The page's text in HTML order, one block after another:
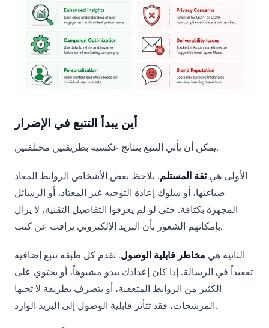
أين يبدأ التتبع في الإضرار
يمكن أن يأتي التتبع بنتائج عكسية بطريقتين مختلفتين.
الأولى هيثقة المستلم. يلاحظ بعض الأشخاص الروابط المعاد
صياغتها، أو سلوك إعادة التوجيه غير المعتاد، أو الرسائل
المجهزة بكثافة. حتى لو لم يعرفوا التفاصيل التقنية، لا يزال
بإمكانهم الشعور بأن البريد الإلكتروني يراقب عن كثب.
الثانية هي مخاطر قابلية الوصول. تقدم كل طبقة تتبع إضافية
تعقيداً في الرسالة. إذا كان إعدادك يبدو مشبوهاً، أو يحتوي على
الكثير من الروابط المتعقبة، أو يتصرف بطريقة لا تحبها
المرشحات، فقد تتأثر قابلية الوصول إلى البريد الوارد.